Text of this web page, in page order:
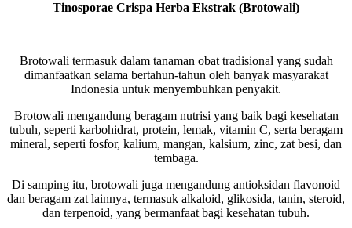
Tinosporae Crispa Herba Ekstrak (Brotowali)
Brotowali termasuk dalam tanaman obat tradisional yang sudah
dimanfaatkan selama bertahun-tahun oleh banyak masyarakat
Indonesia untuk menyembuhkan penyakit.
Brotowali mengandung beragam nutrisi yang baik bagi kesehatan
tubuh, seperti karbohidrat, protein, lemak, vitamin C, serta beragam
mineral, seperti fosfor, kalium, mangan, kalsium, zinc, zat besi, dan
tembaga.
Di samping itu, brotowali juga mengandung antioksidan flavonoid
dan beragam zat lainnya, termasuk alkaloid, glikosida, tanin, steroid,
dan terpenoid, yang bermanfaat bagi kesehatan tubuh.